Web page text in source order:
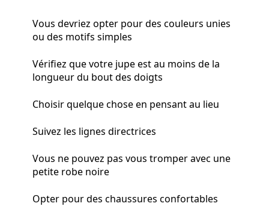
Vous devriez opter pour des couleurs unies
ou des motifs simples
Vérifiez que votre jupe est au moins de la
longueur du bout des doigts
Choisir quelque chose en pensant au lieu
Suivez les lignes directrices
Vous ne pouvez pas vous tromper avec une
petite robe noire
Opter pour des chaussures confortables